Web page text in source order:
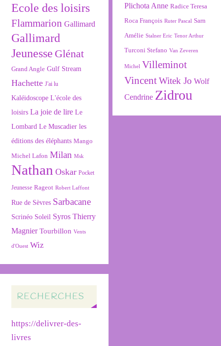
Ecole des loisirs
Flammarion Gallimard
Gallimard
Jeunesse Glénat
Grand Angle Gulf Stream
Hachette J'ai lu
Kaléidoscope L'école des
loisirs La joie de lire Le
Lombard Le Muscadier les
éditions des éléphants Mango
Michel Lafon Milan Msk
Nathan Oskar Pocket
Jeunesse Rageot Robert Laffont
Rue de Sèvres Sarbacane
Scrinéo Soleil Syros Thierry
Magnier Tourbillon Vents
d'Ouest Wiz
RECHERCHES
https://delivrer-des-
livres
Plichota Anne Radice Teresa
Roca François Ruter Pascal Sarn
Amélie Stalner Eric Tenor Arthur
Turconi Stefano Van Zeveren
Michel Villeminot
Vincent Witek Jo Wolf
Cendrine Zidrou